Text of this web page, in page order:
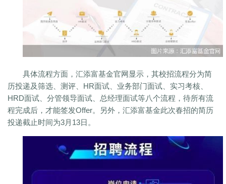
具体流程方面，汇添富基金官网显示，其校招流程分为简
历投递及筛选、测评、HR面试、业务部门面试、实习考核、
HRD面试、分管领导面试、总经理面试等八个流程，待所有流
程完成后，才能签发Offer。另外，汇添富基金此次春招的简历
投递截止时间为3月13日。